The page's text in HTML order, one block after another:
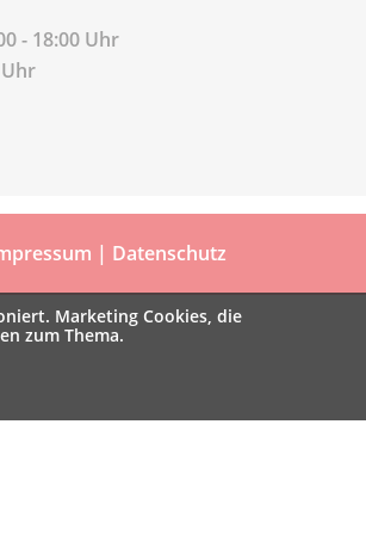
- 18:00 Uhr
| Datenschutz
Marketing Cookies, die
zum Thema.